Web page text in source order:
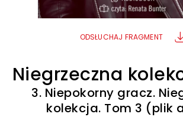
ODSŁUCHAJ FRAGMENT
Niegrzeczna
3. Niepokorny gracz.
kolekcja. Tom 3 (plik